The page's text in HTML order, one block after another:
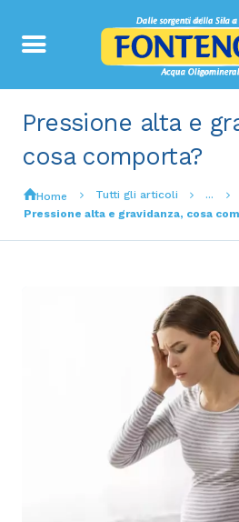
Pressione alta e
cosa comporta?
Home Tutti gli articoli
...
Pressione alta e gravidanza, cosa